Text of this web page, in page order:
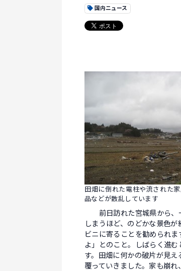
国内ニュース
田畑に倒れた電柱や流された
品などが散乱しています
前日訪れた宮城県から、
しまうほど、のどかな景色
ビニに寄ることを勧められ
よ」とのこと。しばらく進
す。田畑に何かの破片が見
覆っていきました。家も崩